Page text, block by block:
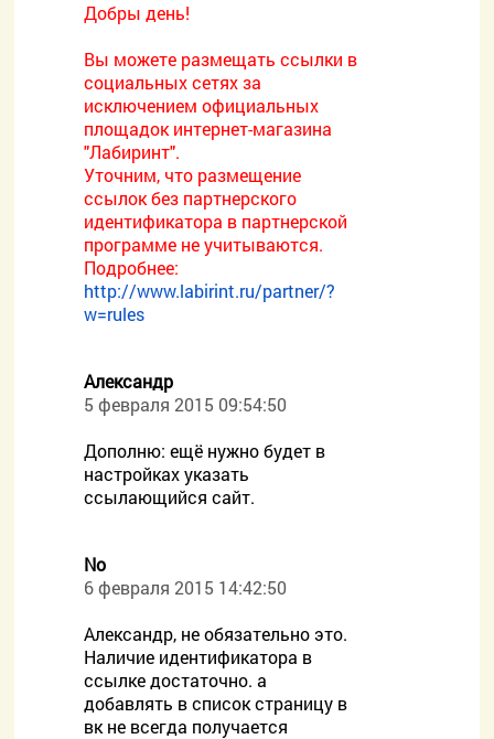
Добры день!
Вы можете размещать ссылки в
социальных сетях за
исключением официальных
площадок интернет-магазина
"Лабиринт".
Уточним, что размещение
ссылок без партнерского
идентификатора в партнерской
программе не учитываются.
Подробнее:
http://www.labirint.ru/partner/?
w=rules
Александр
5 февраля 2015 09:54:50
Дополню: ещё нужно будет в
настройках указать
ссылающийся сайт.
No
6 февраля 2015 14:42:50
Александр, не обязательно это.
Наличие идентификатора в
ссылке достаточно. а
добавлять в список страницу в
вк не всегда получается